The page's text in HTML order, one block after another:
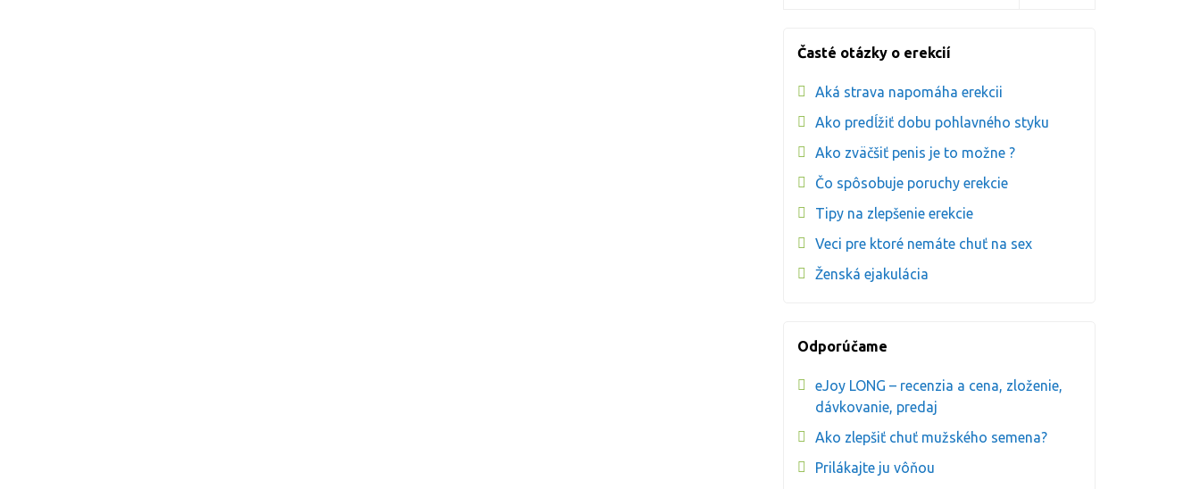
Časté otázky o erekcií
Aká strava napomáha erekcii
Ako predĺžiť dobu pohlavného styku
Ako zväčšiť penis je to možne ?
Čo spôsobuje poruchy erekcie
Tipy na zlepšenie erekcie
Veci pre ktoré nemáte chuť na sex
Ženská ejakulácia
Odporúčame
eJoy LONG – recenzia a cena, zloženie,
dávkovanie, predaj
Ako zlepšiť chuť mužského semena?
Prilákajte ju vôňou